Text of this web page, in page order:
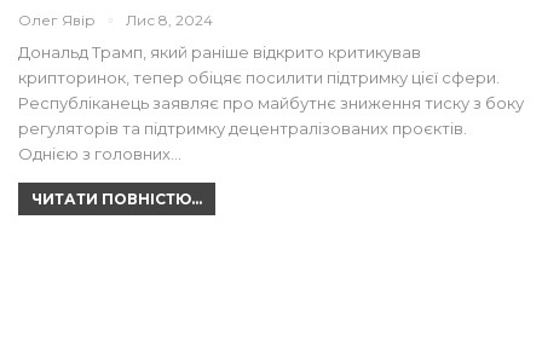
Олег Явір Лис 8, 2024
Дональд Трамп, який раніше відкрито критикував
крипторинок, тепер обіцяє посилити підтримку цієї сфери.
Республіканець заявляє про майбутнє зниження тиску з боку
регуляторів та підтримку децентралізованих проєктів.
Однією з головних…
ЧИТАТИ ПОВНІСТЮ...